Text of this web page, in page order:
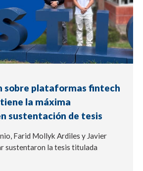
sobre plataformas fintech
la máxima
sustentación de tesis
Farid Mollyk Ardiles y Javier
sustentaron la tesis titulada